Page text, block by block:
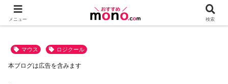
マウス ロジクール
本ブログは広告を含みます
メニュー 検索